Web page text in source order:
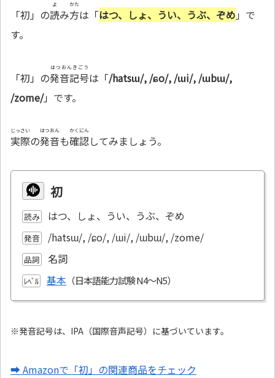
「初」の読
よ
み方
かた
は「はつ、しょ、うい、うぶ、ぞめ 」で
す。
「初」の発音記号
はつおんきごう
は「/hatsɯ/, /ɕo/, /ɯi/, /ɯbɯ/,
/zome/」です。
実際
じっさい
の発音
はつおん
も確認
かくにん
してみましょう。
初
読み はつ、しょ、うい、うぶ、ぞめ
発音 /hatsɯ/, /ɕo/, /ɯi/, /ɯbɯ/, /zome/
品詞 名詞
ﾚﾍﾞﾙ 基本
※発音記号は、IPA（国際音声記号）に基づいています。
➡ Amazonで「初」の関連商品をチェック